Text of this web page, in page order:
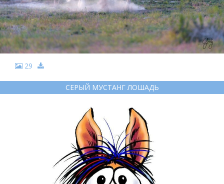
29
СЕРЫЙ МУСТАНГ ЛОШАДЬ